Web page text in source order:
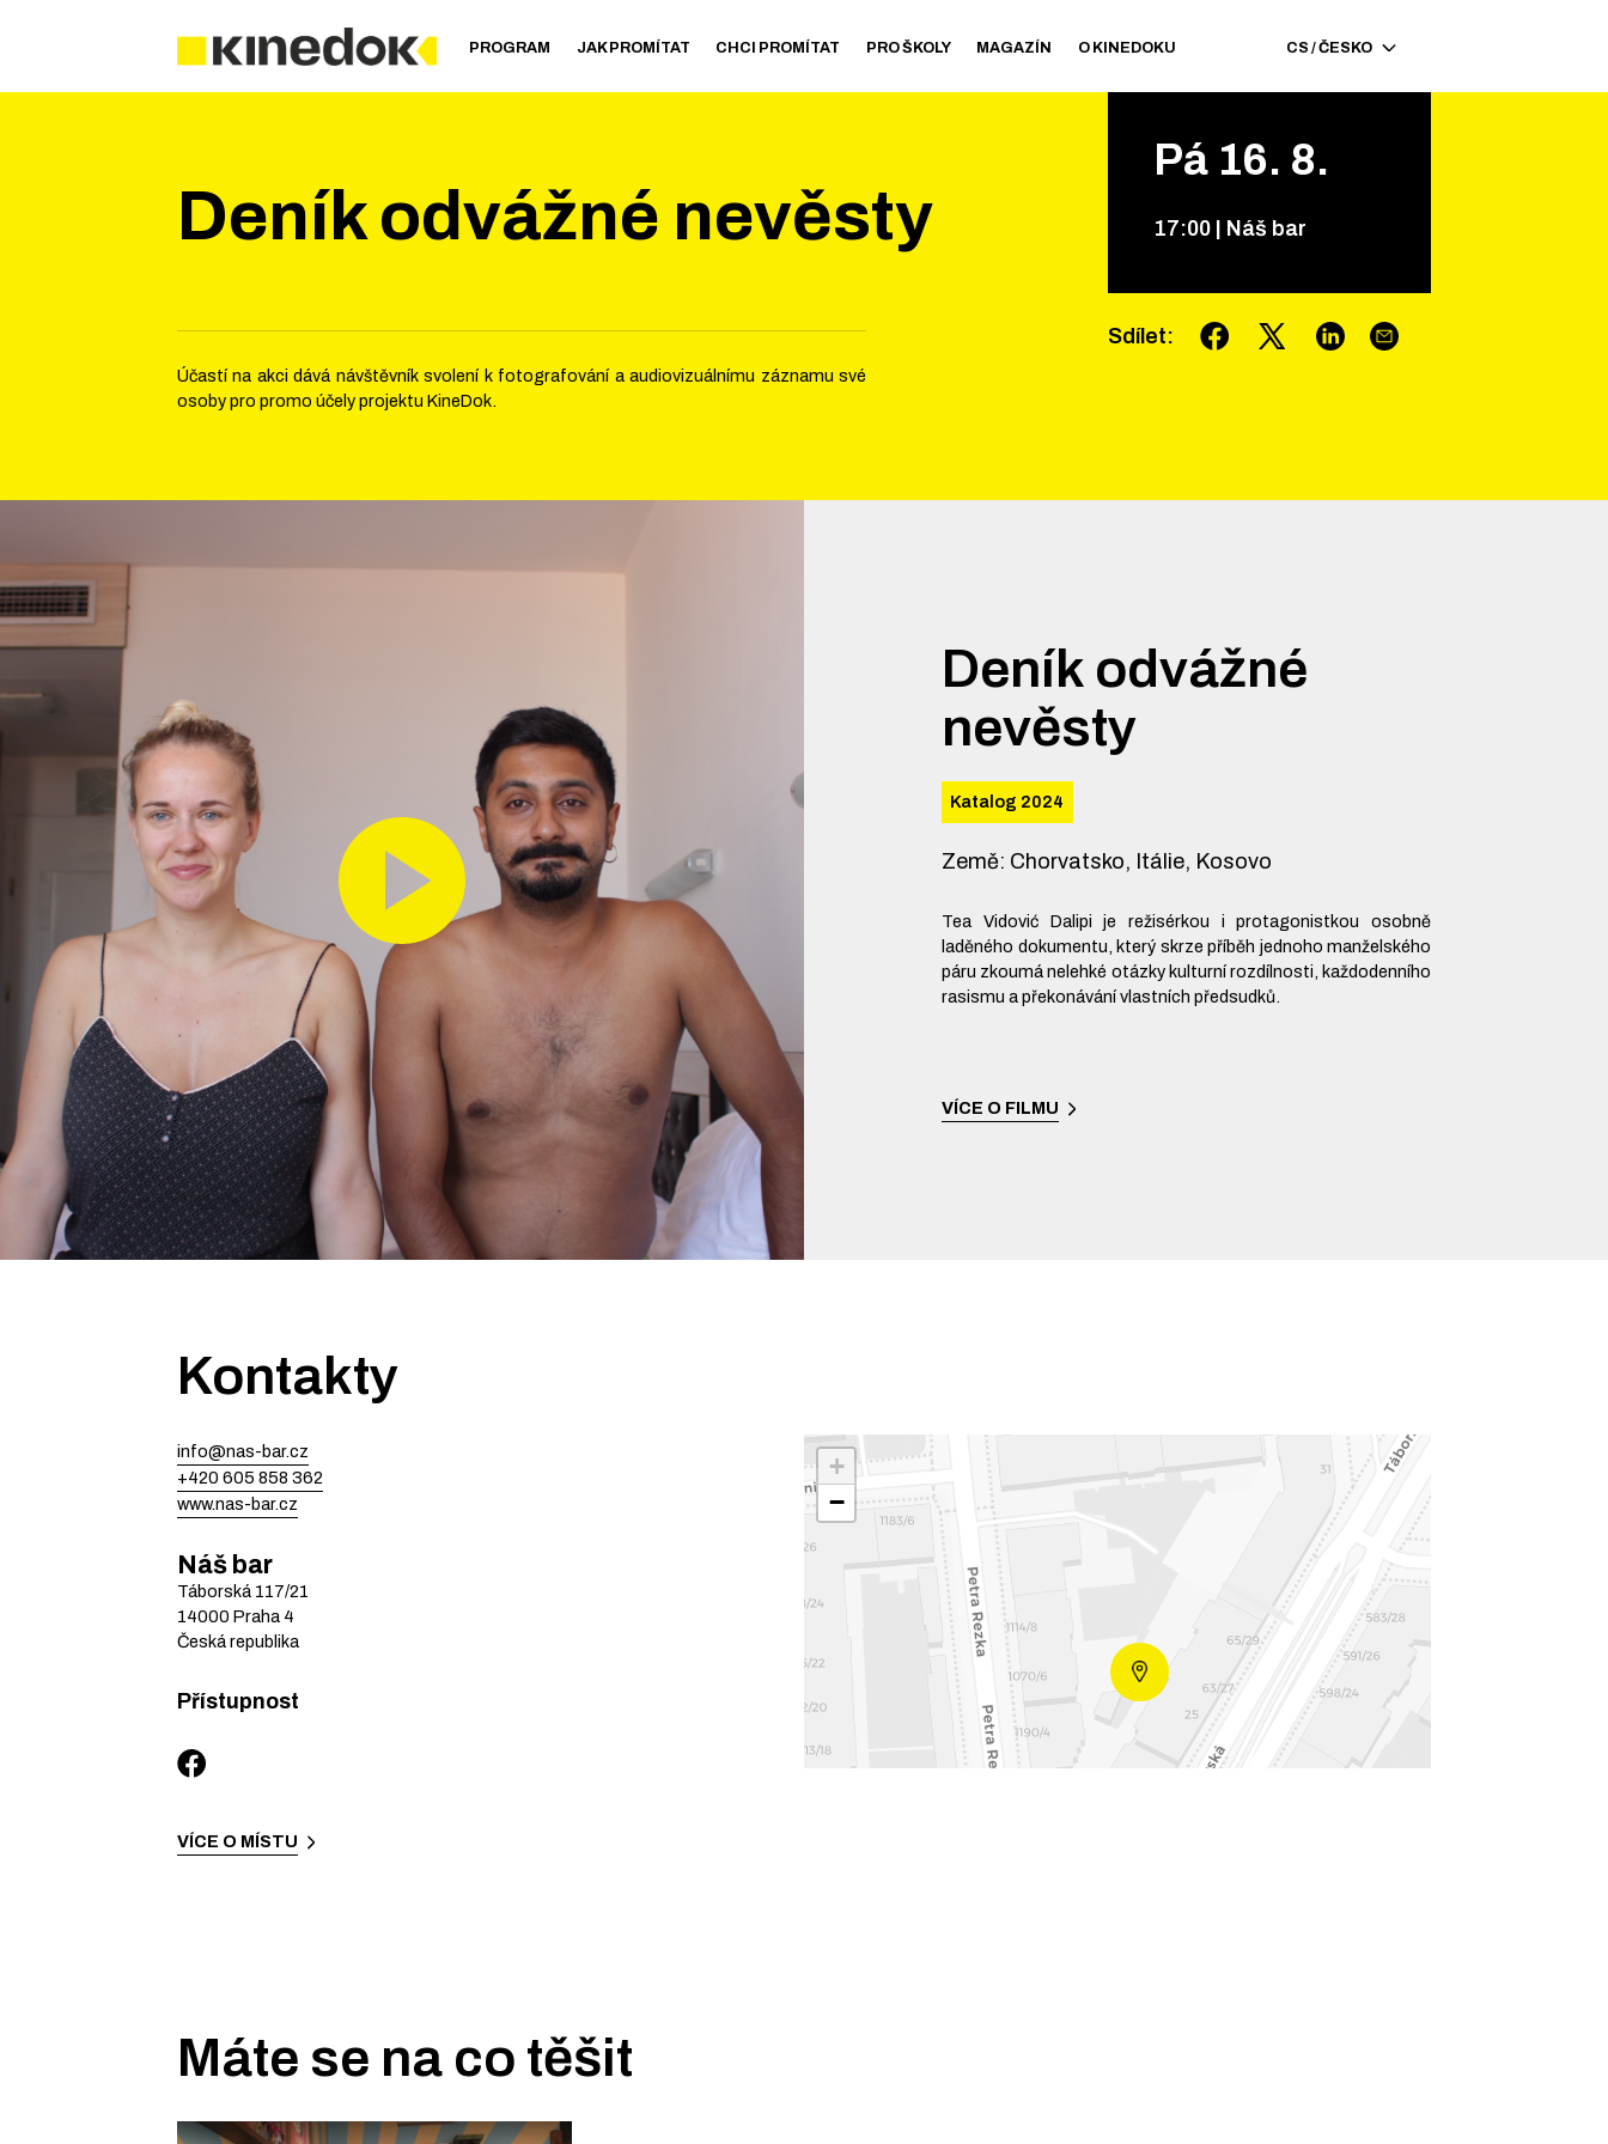
PROGRAM JAK PROMÍTAT CHCI PROMÍTAT PRO ŠKOLY MAGAZÍN O KINEDOKU CS /ČESKO
Deník odvážné nevěsty
Účastí na akci dává návštěvník svolení k fotografování a audiovizuálnímu záznamu své
osoby pro promo účely projektu KineDok.
Pá 16. 8.
17:00| Náš bar
Sdílet:
Deník odvážné
nevěsty
Katalog 2024
Země: Chorvatsko, Itálie, Kosovo
Tea Vidović Dalipi je režisérkou i protagonistkou osobně
laděného dokumentu, který skrze příběh jednoho manželského
páru zkoumá nelehké otázky kulturní rozdílnosti, každodenního
rasismu a překonávání vlastních předsudků.
VÍCE O FILMU
Kontakty
info@nas-bar.cz
+420 605 858 362
www.nas-bar.cz
Náš bar
Táborská 117/21
14000 Praha 4
Česká republika
Přístupnost
VÍCE O MÍSTU
+
−
Máte se na co těšit